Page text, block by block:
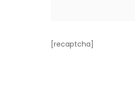
[recaptcha]